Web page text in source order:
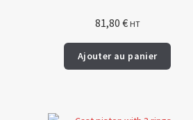
81,80 € HT
Ajouter au panier